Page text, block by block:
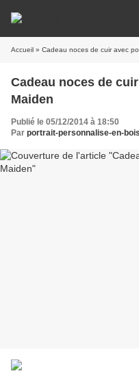
Accueil » Cadeau noces de cuir avec
Cadeau noces de
Maiden
Publié le 05/12/2014 à 18:50
Par portrait-personnalise-en-bois